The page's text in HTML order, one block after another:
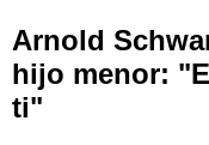
Arnold
hijo menor:
ti"